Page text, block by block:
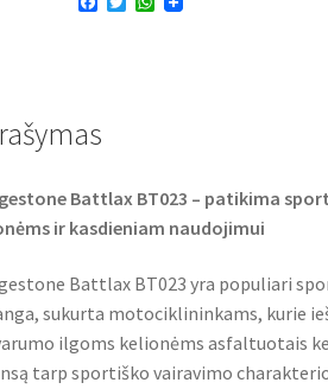
k
Battlax BT023 – patikima
ir kasdieniam naudojimui
Battlax BT023 yra populiari
sukurta motociklininkams, kurie
ilgoms kelionėms asfaltuotais
tarp sportiško vairavimo